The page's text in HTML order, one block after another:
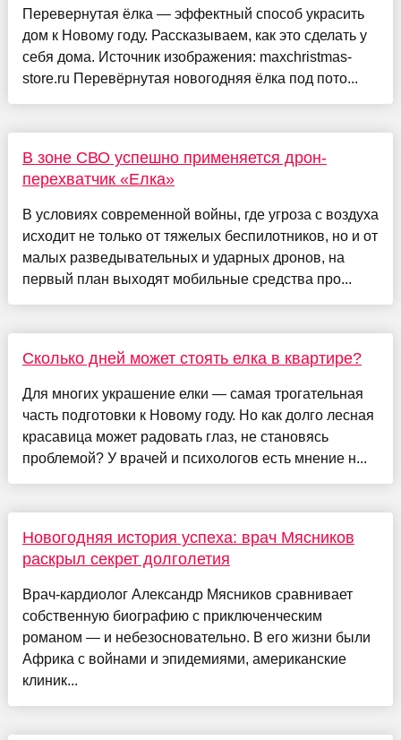
Перевернутая ёлка — эффектный способ украсить
дом к Новому году. Рассказываем, как это сделать у
себя дома. Источник изображения: maxchristmas-
store.ru Перевёрнутая новогодняя ёлка под пото...
В зоне СВО успешно применяется дрон-
перехватчик «Елка»
В условиях современной войны, где угроза с воздуха
исходит не только от тяжелых беспилотников, но и от
малых разведывательных и ударных дронов, на
первый план выходят мобильные средства про...
Сколько дней может стоять елка в квартире?
Для многих украшение елки — самая трогательная
часть подготовки к Новому году. Но как долго лесная
красавица может радовать глаз, не становясь
проблемой? У врачей и психологов есть мнение н...
Новогодняя история успеха: врач Мясников
раскрыл секрет долголетия
Врач-кардиолог Александр Мясников сравнивает
собственную биографию с приключенческим
романом — и небезосновательно. В его жизни были
Африка с войнами и эпидемиями, американские
клиник...